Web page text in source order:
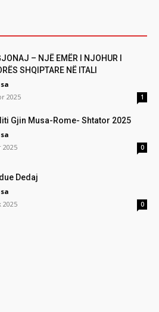
– NJË EMËR I NJOHUR I
SHQIPTARE NË ITALI
2025
1
Gjin Musa-Rome- Shtator 2025
2025
0
Dedaj
2025
0